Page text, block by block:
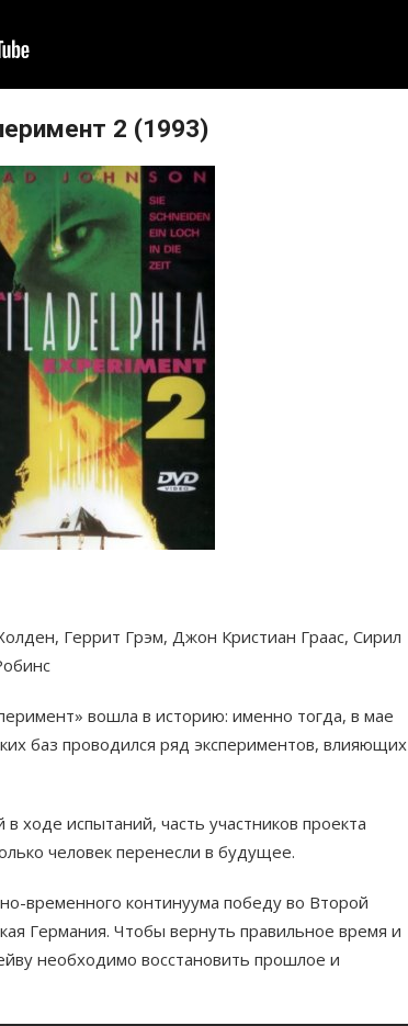
2 (1993)
Геррит Грэм, Джон Кристиан Граас, Сирил
вошла в историю: именно тогда, в мае
баз проводился ряд экспериментов, влияющих
ходе испытаний, часть участников проекта
человек перенесли в будущее.
временного континуума победу во Второй
Германия. Чтобы вернуть правильное время и
необходимо восстановить прошлое и